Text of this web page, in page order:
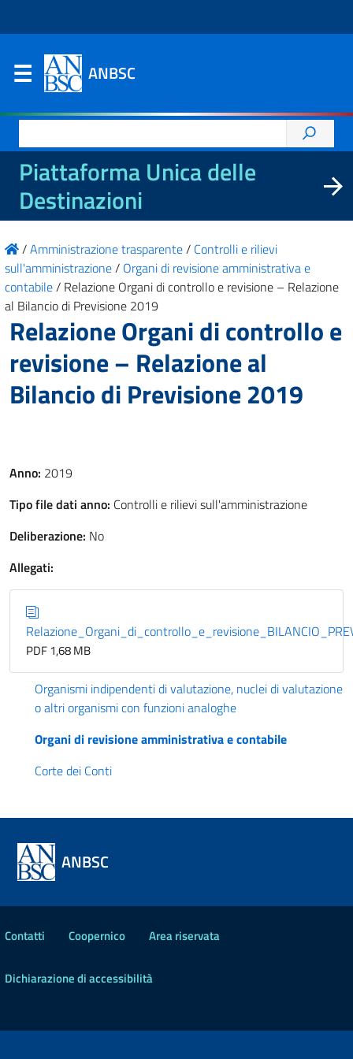
ANBSC
per:
Piattaforma Unica delle
Destinazioni
/Amministrazione trasparente/ Controlli e rilievi
sull'amministrazione/ Organi di revisione amministrativa e
contabile/ Relazione Organi di controllo e revisione – Relazione
al Bilancio di Previsione 2019
Relazione Organi di controllo e
revisione – Relazione al
Bilancio di Previsione 2019
Anno: 2019
Tipo file dati anno: Controlli e rilievi sull'amministrazione
Deliberazione: No
Allegati:
PDF 1,68 MB
Organismi indipendenti di valutazione, nuclei di valutazione
o altri organismi con funzioni analoghe
Organi di revisione amministrativa e contabile
Corte dei Conti
ANBSC
Contatti Coopernico Area riservata
Dichiarazione di accessibilità